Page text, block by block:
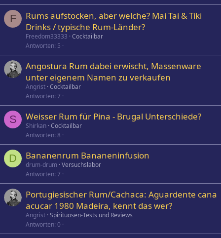
F
Rums aufstocken, aber welche? Mai Tai & Tiki
Drinks / typische Rum-Länder?
Freedom33333 Cocktailbar
Antworten 5
Angostura Rum dabei erwischt, Massenware
unter eigenem Namen zu verkaufen
Angrist Cocktailbar
Antworten 7
S Weisser Rum für Pina - Brugal Unterschiede?
Shirkan Cocktailbar
Antworten 8
D Bananenrum Bananeninfusion
drum-drum Versuchslabor
Antworten 7
Portugiesischer Rum/Cachaca: Aguardente cana
acucar 1980 Madeira, kennt das wer?
Angrist Spirituosen-Tests und Reviews
Antworten 0